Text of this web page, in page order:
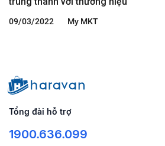
09/03/2022 My MKT
Tổng đài hỗ trợ
1900.636.099